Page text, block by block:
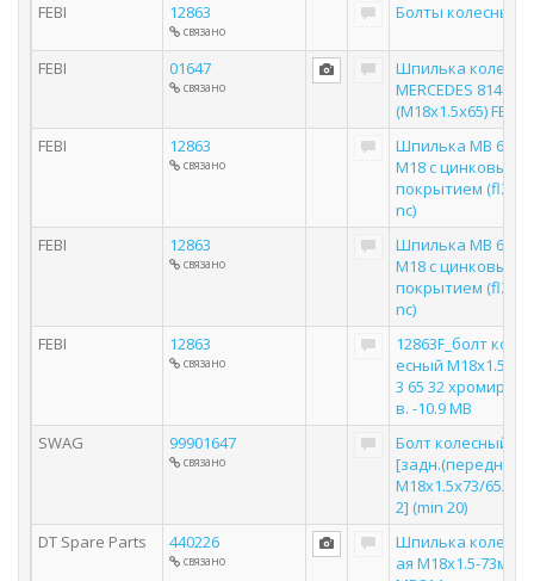
FEBI
12863
связано
Болты колесные
FEBI 01647
связано
Шпилька колеса
MERCEDES 814
(M18х1.5х65) FEBI
FEBI
12863
связано
Шпилька MB 65*
M18 с цинковым
покрытием (flZn
nc)
FEBI
12863
связано
Шпилька MB 65*
M18 с цинковым
покрытием (flZn
nc)
FEBI
12863
связано
12863F_болт кол
есный M18x1.5x7
3 65 32 хромиро
в. -10.9 MB
SWAG
99901647
связано
Болт колесный
[задн.(передн)
M18x1.5x73/65/3
2] (min 20)
DT Spare Parts
440226
связано
Шпилька колесн
ая M18х1.5-73мм